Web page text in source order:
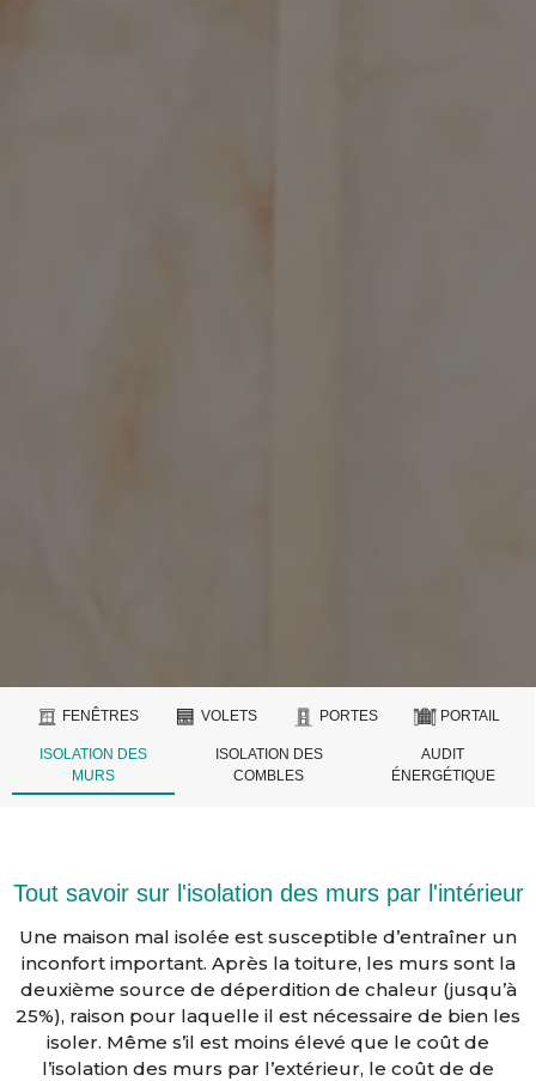
FENÊTRES VOLETS PORTES PORTAIL
ISOLATION DES
MURS
ISOLATION DES
COMBLES
AUDIT
ÉNERGÉTIQUE
Tout savoir sur l'isolation des murs par l'intérieur
Une maison mal isolée est susceptible d’entraîner un
inconfort important. Après la toiture, les murs sont la
deuxième source de déperdition de chaleur (jusqu’à
25%), raison pour laquelle il est nécessaire de bien les
isoler. Même s’il est moins élevé que le coût de
l’isolation des murs par l’extérieur, le coût de de